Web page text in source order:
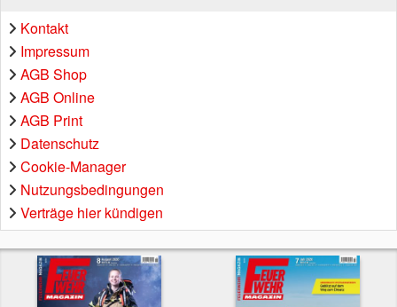
Kontakt
Impressum
AGB Shop
AGB Online
AGB Print
Datenschutz
Cookie-Manager
Nutzungsbedingungen
Verträge hier kündigen